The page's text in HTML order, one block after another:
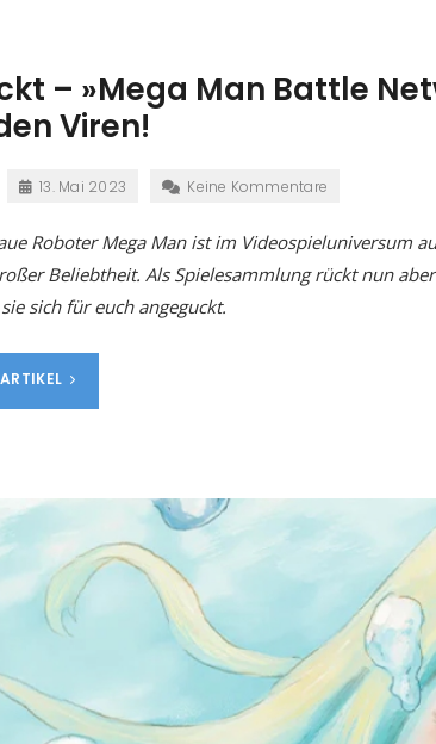
– »Mega Man Battle
Viren!
13. Mai 2023 Keine Kommentare
Roboter Mega Man ist im Videospieluniversum
Beliebtheit. Als Spielesammlung rückt nun
sich für euch angeguckt.